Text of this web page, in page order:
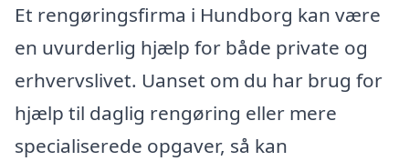
Et rengøringsfirma i Hundborg kan være
en uvurderlig hjælp for både private og
erhvervslivet. Uanset om du har brug for
hjælp til daglig rengøring eller mere
specialiserede opgaver, så kan